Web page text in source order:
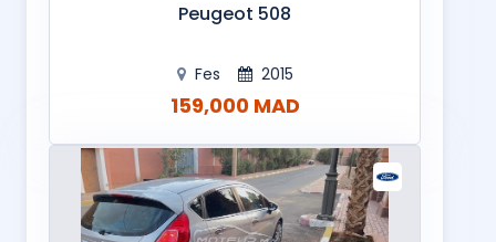
Peugeot 508
Fes 2015
159,000 MAD